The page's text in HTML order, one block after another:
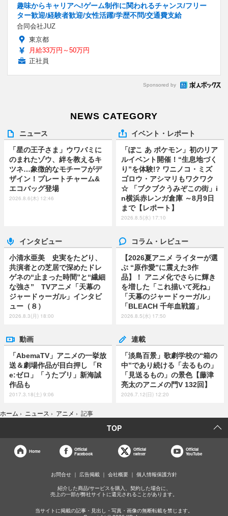
趣味からキャリアへ!ゲーム制作に関われるチャンス/フリー
ター歓迎/経験者歓迎/女性活躍/学歴不問/交通費支給
合同会社JUZ
東京都
月給33万円～50万円
正社員
Sponsored by
NEWS CATEGORY
ニュース
「星の王子さま」ウワバミに
のまれたゾウ、絆を教えるキ
ツネ…象徴的なモチーフがデ
ザイン！プレートチャーム&
エコバッグ登場
2026.8.6(木) 12:46
イベント・レポート
「ぽこ あ ポケモン」初のリア
ルイベント開催！“生息地づく
り”を体験!? ワニノコ・ミズ
ゴロウ・アシマリもワクワク
☆ 「ブクブクうみぞこの街」i
n横浜赤レンガ倉庫 ～8月9日
まで【レポート】
2026.8.5(水) 17:10
インタビュー
小清水亜美 史実をたどり、
共演者との芝居で深めたドレ
ゲネの“止まった時間”と“繊細
な強さ” TVアニメ「天幕の
ジャードゥーガル」インタビ
ュー（８）
2026.8.3(月) 18:00
コラム・レビュー
【2026夏アニメ ライターが選
ぶ “原作愛”に震えた3作
品】！ アニメ化でさらに輝き
を増した「これ描いて死ね」
「天幕のジャードゥーガル」
「BLEACH 千年血戦篇」
2026.8.5(水) 17:50
動画
「AbemaTV」アニメの一挙放
送＆劇場作品が目白押し 「R
e:ゼロ」「うたプリ」新海誠
作品も
2017.3.18(土) 9:06
連載
「淡島百景」歌劇学校の“箱の
中”であり続ける「去るもの」
「見送るもの」の景色【藤津
亮太のアニメの門V 132回】
2026.7.12(日) 12:20
ホーム › ニュース › アニメ › 記事
TOP
Home
Official
Facebook
Official
twitter
Official
YouTube
お問合せ 広告掲載 会社概要 個人情報保護方針
紹介した商品/サービスを購入、契約した場合に、
売上の一部が弊社サイトに還元されることがあります。
当サイトに掲載の記事・見出し・写真・画像の無断転載を禁じます。